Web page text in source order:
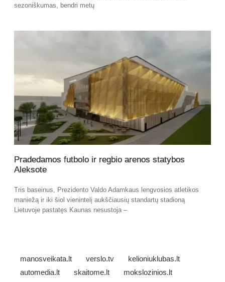
sezoniškumas, bendri metų
Pradedamos futbolo ir regbio arenos statybos
Aleksote
Tris baseinus, Prezidento Valdo Adamkaus lengvosios atletikos
maniežą ir iki šiol vienintelį aukščiausių standartų stadioną
Lietuvoje pastatęs Kaunas nesustoja –
manosveikata.lt verslo.tv
kelioniuklubas.lt
automedia.lt
skaitome.lt
mokslozinios.lt